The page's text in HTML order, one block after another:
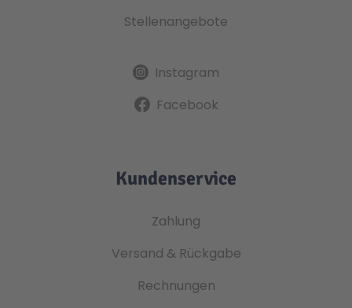
Stellenangebote
Instagram
Facebook
Kundenservice
Zahlung
Versand & Rückgabe
Rechnungen